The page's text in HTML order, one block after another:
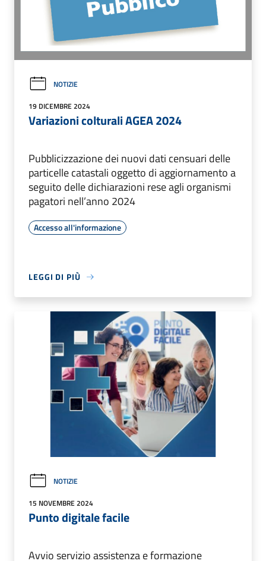
NOTIZIE
19 DICEMBRE 2024
Variazioni colturali AGEA 2024
Pubblicizzazione dei nuovi dati censuari delle
particelle catastali oggetto di aggiornamento a
seguito delle dichiarazioni rese agli organismi
pagatori nell’anno 2024
Accesso all'informazione
LEGGI DI PIÙ
NOTIZIE
15 NOVEMBRE 2024
Punto digitale facile
Avvio servizio assistenza e formazione